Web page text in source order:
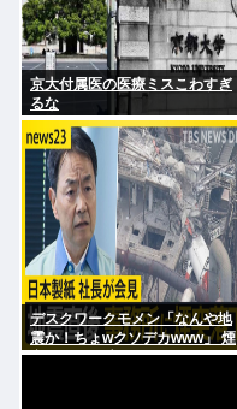
京大付属医の医療ミスこわすぎ
るな
デスクワークモメン「なんや地
震か！ちょwクソデカwww」 煙
突ドーン 死亡